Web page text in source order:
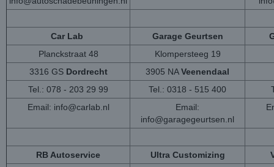
Car Lab Garage Geurtsen
Planckstraat 48
Klompersteeg 19
3316 GS Dordrecht 3905 NAVeenendaal
Tel.: 078 - 203 29 99
Tel.: 0318 - 515 400
Email: info@carlab.nl
Email:
info@garagegeurtsen.nl
RB Autoservice Ultra Customizing